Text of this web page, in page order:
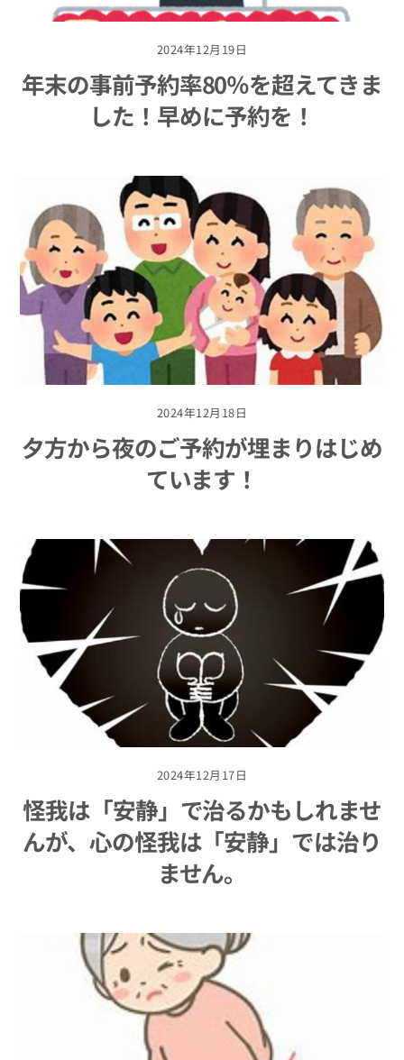
2024年12月19日
年末の事前予約率80％を超えてきま
した！早めに予約を！
2024年12月18日
夕方から夜のご予約が埋まりはじめ
ています！
2024年12月17日
怪我は「安静」で治るかもしれませ
んが、心の怪我は「安静」では治り
ません。